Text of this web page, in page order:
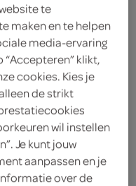
toe en
burger
te
maken en te helpen
media-ervaring
klikt,
cookies. Kies je
de strikt
wil instellen
Je kunt jouw
aanpassen en je
over de